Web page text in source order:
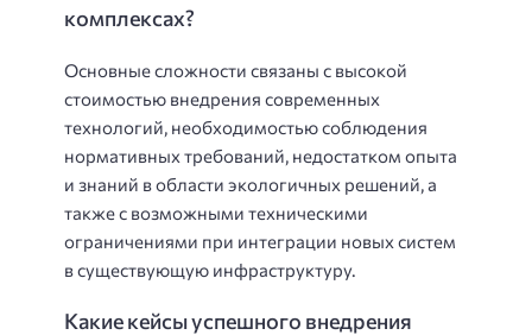
комплексах?
Основные сложности связаны с высокой
стоимостью внедрения современных
технологий, необходимостью соблюдения
нормативных требований, недостатком опыта
и знаний в области экологичных решений, а
также с возможными техническими
ограничениями при интеграции новых систем
в существующую инфраструктуру.
Какие кейсы успешного внедрения